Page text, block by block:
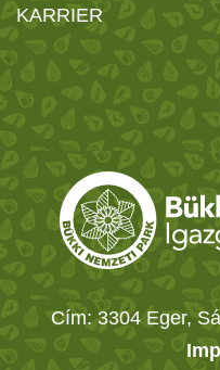
KARRIER
Cím: 3304 Eger,